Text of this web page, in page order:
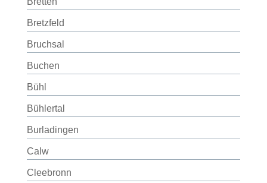
Bretzfeld
Bruchsal
Buchen
Bühl
Bühlertal
Burladingen
Calw
Cleebronn